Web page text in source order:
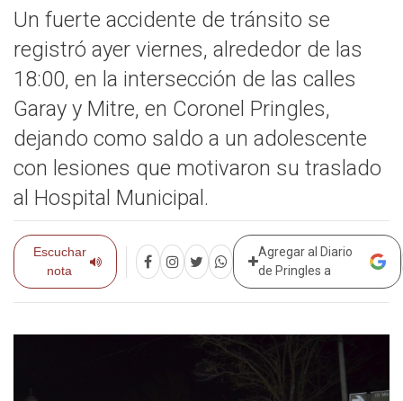
Un fuerte accidente de tránsito se
registró ayer viernes, alrededor de las
18:00, en la intersección de las calles
Garay y Mitre, en Coronel Pringles,
dejando como saldo a un adolescente
con lesiones que motivaron su traslado
al Hospital Municipal.
Escuchar
nota
Agregar al Diario
de Pringles a